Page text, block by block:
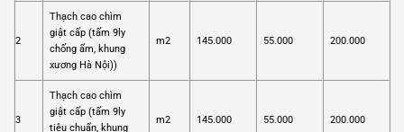
2
Thạch cao chìm
giật cấp (tấm 9ly
chống ẩm, khung
xương Hà Nội))
m2 145.000 55.000 200.000
3
Thạch cao chìm
giật cấp (tấm 9ly
tiêu chuẩn, khung
m2 145.000 55.000 200.000